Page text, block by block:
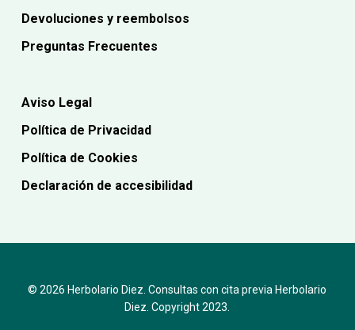
Devoluciones y reembolsos
Preguntas Frecuentes
Aviso Legal
Política de Privacidad
Política de Cookies
Declaración de accesibilidad
© 2026 Herbolario Diez. Consultas con cita previa Herbolario
Diez. Copyright 2023.